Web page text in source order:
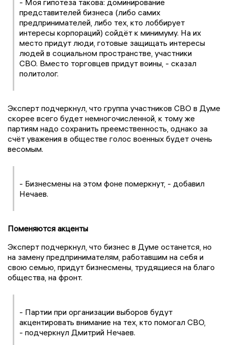
- Моя гипотеза такова: доминирование
представителей бизнеса (либо самих
предпринимателей, либо тех, кто лоббирует
интересы корпораций) сойдёт к минимуму. На их
место придут люди, готовые защищать интересы
людей в социальном пространстве, участники
СВО. Вместо торговцев придут воины, - сказал
политолог.
Эксперт подчеркнул, что группа участников СВО в Думе
скорее всего будет немногочисленной, к тому же
партиям надо сохранить преемственность, однако за
счёт уважения в обществе голос военных будет очень
весомым.
- Бизнесмены на этом фоне померкнут, - добавил
Нечаев.
Поменяются акценты
Эксперт подчеркнул, что бизнес в Думе останется, но
на замену предпринимателям, работавшим на себя и
свою семью, придут бизнесмены, трудящиеся на благо
общества, на фронт.
- Партии при организации выборов будут
акцентировать внимание на тех, кто помогал СВО,
- подчеркнул Дмитрий Нечаев.